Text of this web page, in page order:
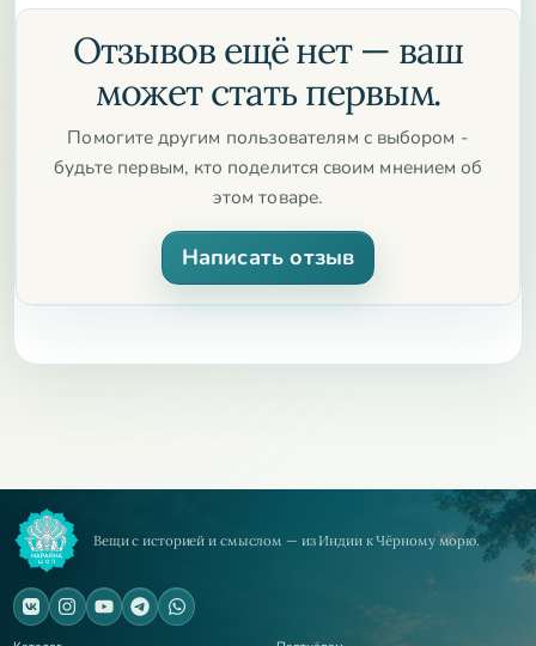
Подходит вегетарианцам и веганам
Наш Brahmi производится по строгим стандартам
качества, гарантируя чистоту и эффективность каждого
компонента. Он легко интегрируется в ежедневный
рацион и подходит для длительного использования без
побочных эффектов.
Не упустите возможность улучшить свою ментальную
форму с помощью Brahmi. Закажите сейчас и ощутите
преимущества натурального средства для поддержки
внутренней гармонии уже сегодня!
Отзывов ещё нет — ваш
может стать первым.
Помогите другим пользователям с выбором -
будьте первым, кто поделится своим мнением об
этом товаре.
Написать отзыв
Вещи с историей и смыслом — из Индии к Чёрному морю.